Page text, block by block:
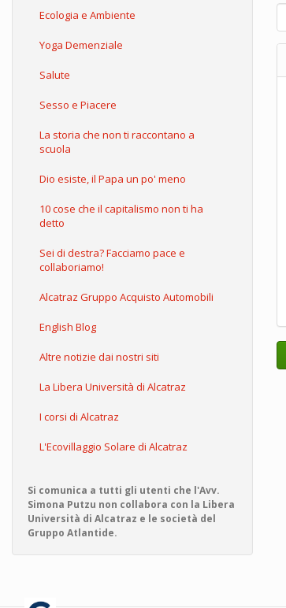
Ecologia e Ambiente
Yoga Demenziale
Salute
Sesso e Piacere
La storia che non ti raccontano a
scuola
Dio esiste, il Papa un po' meno
10 cose che il capitalismo non ti ha
detto
Sei di destra? Facciamo pace e
collaboriamo!
Alcatraz Gruppo Acquisto Automobili
English Blog
Altre notizie dai nostri siti
La Libera Università di Alcatraz
I corsi di Alcatraz
L'Ecovillaggio Solare di Alcatraz
Si comunica a tutti gli utenti che l'Avv.
Simona Putzu non collabora con la Libera
Università di Alcatraz e le società del
Gruppo Atlantide.